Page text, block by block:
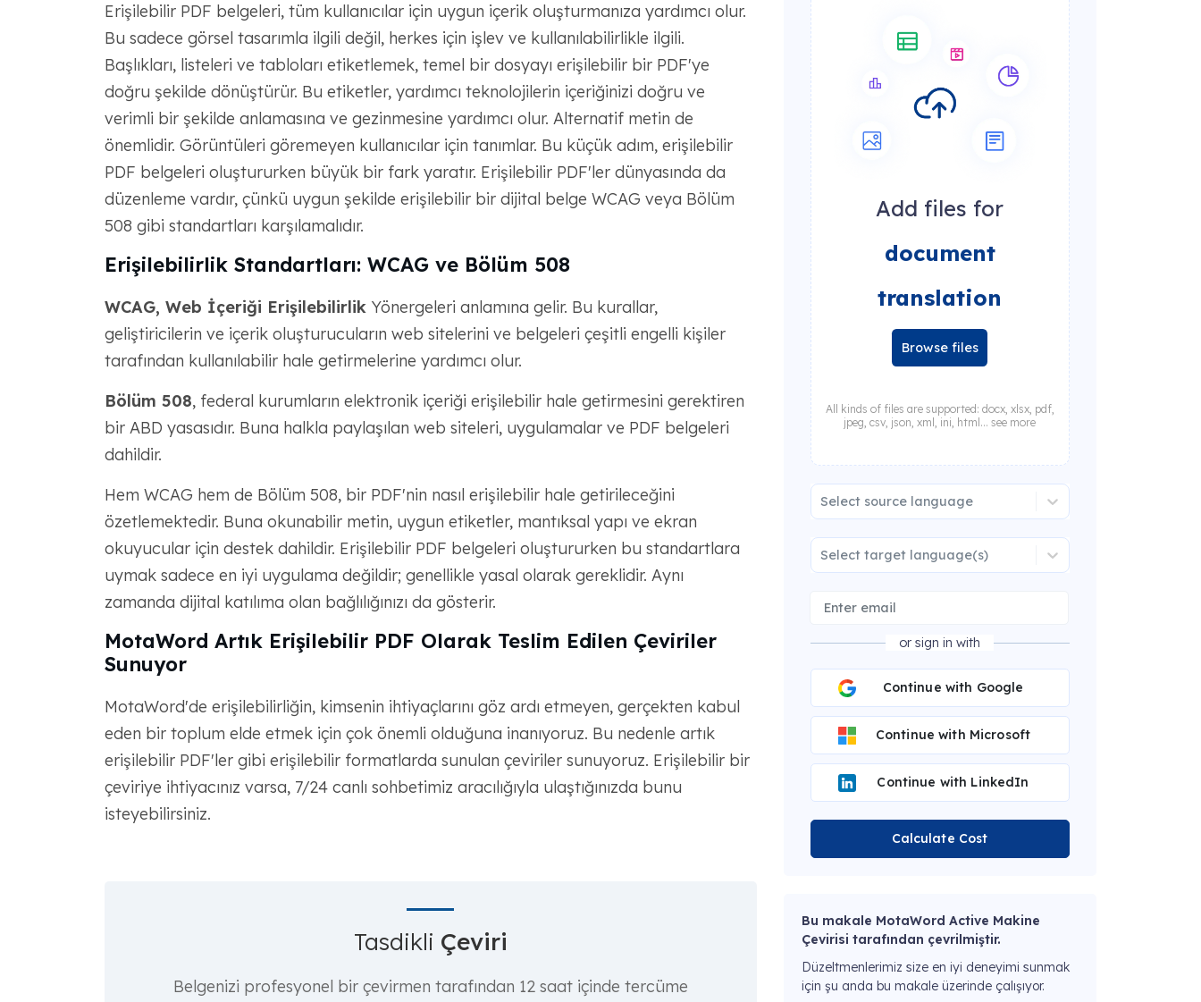
Erişilebilir PDF belgeleri, tüm kullanıcılar için uygun içerik oluşturmanıza yardımcı olur.
Bu sadece görsel tasarımla ilgili değil, herkes için işlev ve kullanılabilirlikle ilgili.
Başlıkları, listeleri ve tabloları etiketlemek, temel bir dosyayı erişilebilir bir PDF'ye
doğru şekilde dönüştürür. Bu etiketler, yardımcı teknolojilerin içeriğinizi doğru ve
verimli bir şekilde anlamasına ve gezinmesine yardımcı olur. Alternatif metin de
önemlidir. Görüntüleri göremeyen kullanıcılar için tanımlar. Bu küçük adım, erişilebilir
PDF belgeleri oluştururken büyük bir fark yaratır. Erişilebilir PDF'ler dünyasında da
düzenleme vardır, çünkü uygun şekilde erişilebilir bir dijital belge WCAG veya Bölüm
508 gibi standartları karşılamalıdır.
Erişilebilirlik Standartları: WCAG ve Bölüm 508
WCAG, Web İçeriği ErişilebilirlikYönergeleri anlamına gelir. Bu kurallar,
geliştiricilerin ve içerik oluşturucuların web sitelerini ve belgeleri çeşitli engelli kişiler
tarafından kullanılabilir hale getirmelerine yardımcı olur.
Bölüm 508, federal kurumların elektronik içeriği erişilebilir hale getirmesini gerektiren
bir ABD yasasıdır. Buna halkla paylaşılan web siteleri, uygulamalar ve PDF belgeleri
dahildir.
Hem WCAG hem de Bölüm 508, bir PDF'nin nasıl erişilebilir hale getirileceğini
özetlemektedir. Buna okunabilir metin, uygun etiketler, mantıksal yapı ve ekran
okuyucular için destek dahildir. Erişilebilir PDF belgeleri oluştururken bu standartlara
uymak sadece en iyi uygulama değildir; genellikle yasal olarak gereklidir. Aynı
zamanda dijital katılıma olan bağlılığınızı da gösterir.
MotaWord Artık Erişilebilir PDF Olarak Teslim Edilen Çeviriler
Sunuyor
MotaWord'de erişilebilirliğin, kimsenin ihtiyaçlarını göz ardı etmeyen, gerçekten kabul
eden bir toplum elde etmek için çok önemli olduğuna inanıyoruz. Bu nedenle artık
erişilebilir PDF'ler gibi erişilebilir formatlarda sunulan çeviriler sunuyoruz. Erişilebilir bir
çeviriye ihtiyacınız varsa, 7/24 canlı sohbetimiz aracılığıyla ulaştığınızda bunu
isteyebilirsiniz.
Tasdikli Çeviri
Belgenizi profesyonel bir çevirmen tarafından 12 saat içinde tercüme
Add files for
document
translation
Browse files
All kinds of files are supported: docx, xlsx, pdf,
jpeg, csv, json, xml, ini, html... see more
Select source language
Select target language(s)
or sign in with
Continue with Google
Continue with Microsoft
Continue with LinkedIn
Calculate Cost
Bu makale MotaWord Active Makine
Çevirisi tarafından çevrilmiştir.
Düzeltmenlerimiz size en iyi deneyimi sunmak
için şu anda bu makale üzerinde çalışıyor.